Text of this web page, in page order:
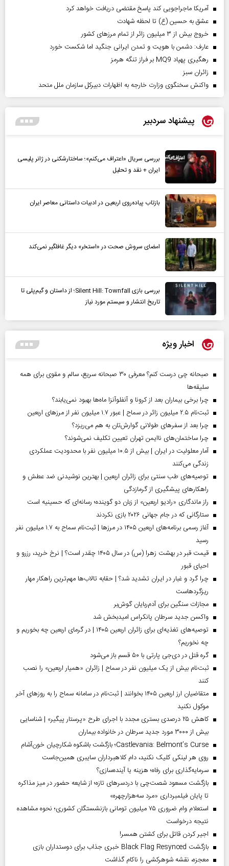
آمریکا ماجراجویی کند پاسخ مقتضی دریافت خواهد کرد
عشق به حسین (ع) تا لحظه شهادت
خروج بیش از ۳ میلیون زائر از تمام مرز‌های کشور
عارف: دشمن با هویت و تمدن ایرانی جنگید اما شکست خورد
رهگیری پهپاد MQ9 بر فراز تنگه هرمز
‌زائران سبز
واکنش سخنگوی وزارت خارجه به اظهارات دبیرکل سازمان ملل متحد
پیشنهاد سردبیر
بررسی سریال «اعتراف می‌کنم»؛ ساختارشکنی در ژانر پلیسی
ایران + نقد و تحلیل
بازتاب پیاده‌روی اربعین در ادبیات داستانی معاصر ایران
امضای سروش صحت در «استخر» دیگر غافلگیر نمی‌کند
بررسی بازی Silent Hill: Townfall؛ از داستان و گیم‌پلی تا
تاریخ انتشار و سیستم مورد نیاز
اخبار ویژه
صبحانه چی درست کنم؟ معرفی ۳۰ صبحانه سریع، سالم و مقوی برای همه
سلیقه‌ها
چرا برخی بیماران بعد از کرونا و آنفلوآنزا ماه‌ها بهبود نمی‌یابند؟
ثبت‌نام ۲.۵ میلیون زائر در سماح | عبور ۱.۷ میلیون نفر از مرز‌های اربعین
چرا بعد از سفرهای طولانی گوارش‌تان به هم می‌ریزد؟
چرا ساختمان‌های ناایمن تهران تعیین تکلیف نمی‌شوند؟
آمار معلولیت در ایران | بیش از ۱۰.۵ میلیون نفر با محدودیت عملکردی
زندگی می‌کنند
توصیه‌های طب سنتی برای زائران اربعین | بهترین نوشیدنی ضد عطش و
راهکارهای پیشگیری از گرمازدگی
راز ماندگاری «رادیو اربعین» از زبان دو گوینده؛ رسانه‌ای که حسینیه است
ستارگانی که در جام جهانی ۲۰۲۶ بازی نکردند
آغاز رسمی برنامه‌های اربعین ۱۴۰۵ در مرز‌ها | ثبت‌نام سماح به ۱.۷ میلیون نفر
رسید
قیمت قبر در بهشت زهرا (س) در سال ۱۴۰۵ چقدر است؟ | نرخ خرید، رزرو و
احیای قبور
چرا گرد و غبار در ایران تشدید شد؟ | حقابه تالاب‌ها مهم‌ترین راهکار مهار
ریزگردهاست
مجازات سنگین برای آدم‌ربایان گوش‌بر
واکسن جدید سرطان پانکراس امیدبخش شد
توصیه‌های تغذیه‌ای برای زائران اربعین ۱۴۰۵ | در گرمای اربعین چه بخوریم و
چه نخوریم؟
گره قتل در دی‌جی پارتی با ۵۰ قسم باز می‌شود
ثبت‌نام بیش از یک میلیون نفر در سماح | زائران «همیار اربعین» را نصب
کنند
متقاضیان ارز اربعین ۱۴۰۵ بخوانند | ثبت‌نام در سامانه سماح را به روز‌های آخر
موکول نکنید
کاهش ۲۵ درصدی بستری مجدد با اجرای طرح «پرستار پیگیر» | شناسایی
بیش از ۳۰۰۰ مورد جدید سرطان در خانواده بیماران
Castlevania: Belmont’s Curse؛ بازگشت باشکوه شکارچیان خون‌آشام
روی هر لینکی کلیک نکنید، دام کلاهبرداران سایبری همین‌جاست
سرمایه‌گذاری برای رفاه؛ هزینه یا آینده‌سازی؟
بازگشت مسعود شصت‌چی با دردسر‌های تازه؛ از شایعه حضور در میز مذاکره
تا پایان فیلمبرداری «مرد سه‌هزارچهره»
استعلام وام ضروری ۷۵ میلیون تومانی بازنشستگان کشوری؛ نحوه مشاهده
نتیجه درخواست
اجیر کردن قاتل برای کشتن همسر!
بازگشت Black Flag Resynced خبری جذاب برای دوستداران بازی
معجزه، نقشه شوهرکشی را ناکام گذاشت